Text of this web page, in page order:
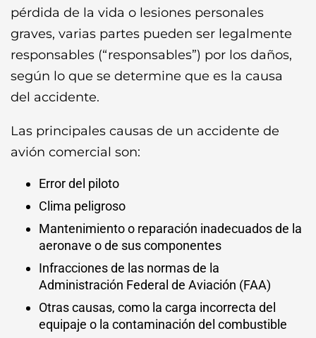
pérdida de la vida o lesiones personales
graves, varias partes pueden ser legalmente
responsables (“responsables”) por los daños,
según lo que se determine que es la causa
del accidente.
Las principales causas de un accidente de
avión comercial son:
Error del piloto
Clima peligroso
Mantenimiento o reparación inadecuados de la
aeronave o de sus componentes
Infracciones de las normas de la
Administración Federal de Aviación (FAA)
Otras causas, como la carga incorrecta del
equipaje o la contaminación del combustible